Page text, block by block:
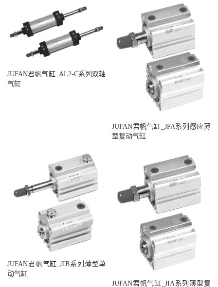
JUFAN君帆气缸_AL2-C系列双轴
气缸
JUFAN君帆气缸_JPA系列感应薄
型复动气缸
JUFAN君帆气缸_JIB系列薄型单
动气缸
JUFAN君帆气缸_JIA系列薄型复